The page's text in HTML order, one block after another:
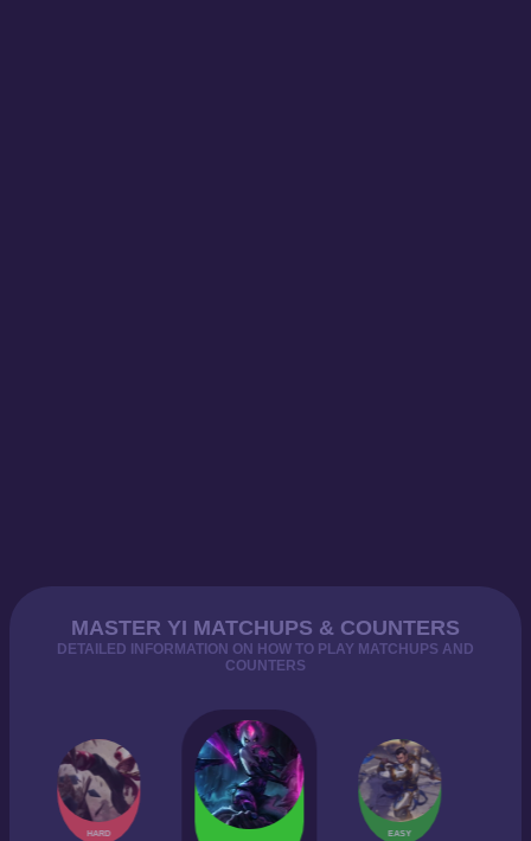
MASTER YI MATCHUPS & COUNTERS
DETAILED INFORMATION ON HOW TO PLAY MATCHUPS AND
COUNTERS
HARD EASY